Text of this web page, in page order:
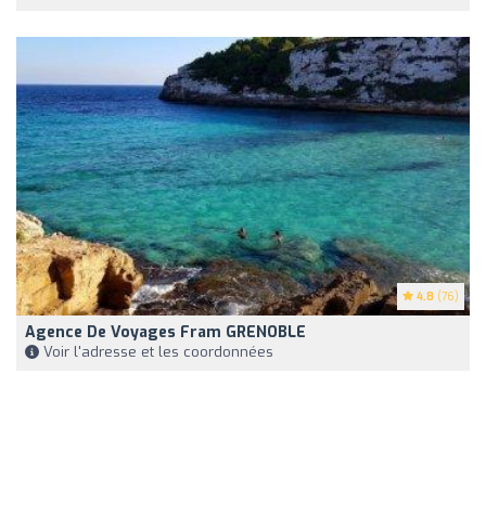
4.8 (76)
Agence De Voyages Fram GRENOBLE
Voir l'adresse et les coordonnées